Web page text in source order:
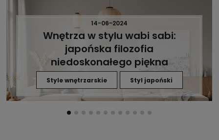
14-06-2024
Wnętrza w stylu wabi sabi:
japońska filozofia
niedoskonałego piękna
Style wnętrzarskie Styl japoński